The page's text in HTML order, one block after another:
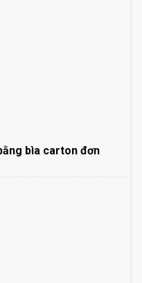
bìa carton đơn